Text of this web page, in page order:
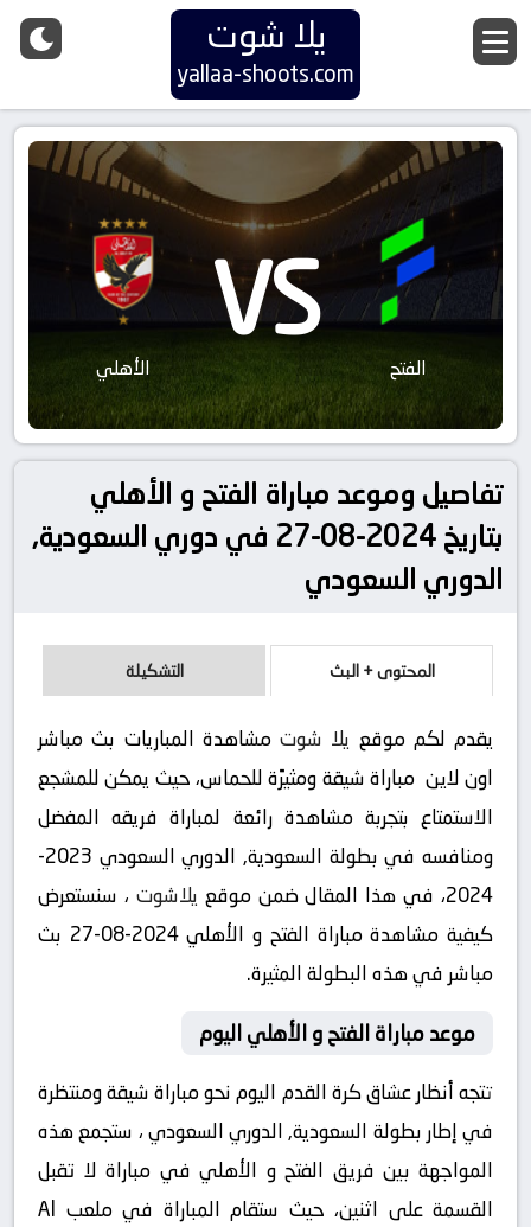
يلا شوت
yallaa-shoots.com
الفتح VS الأهلي
تفاصيل وموعد مباراة الفتح و الأهلي
بتاريخ 2024-08-27 في دوري السعودية,
الدوري السعودي
المحتوى + البث التشكيلة
يقدم لكم موقع يلا شوت مشاهدة المباريات بث مباشر
اون لاين مباراة شيقة ومثيرًة للحماس، حيث يمكن للمشجع
الاستمتاع بتجربة مشاهدة رائعة لمباراة فريقه المفضل
ومنافسه في بطولة السعودية, الدوري السعودي 2023-
2024، في هذا المقال ضمن موقع
يلاشوت ، سنستعرض
كيفية مشاهدة مباراة الفتح و الأهلي 2024-08-27 بث
مباشر في هذه البطولة المثيرة.
موعد مباراة الفتح و الأهلي اليوم
تتجه أنظار عشاق كرة القدم اليوم نحو مباراة شيقة ومنتظرة
في إطار بطولة السعودية, الدوري السعودي ، ستجمع هذه
المواجهة بين فريق الفتح و الأهلي في مباراة لا تقبل
القسمة على اثنين، حيث ستقام المباراة في ملعب Al